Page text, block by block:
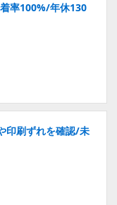
率100%/年休130
印刷ずれを確認/未